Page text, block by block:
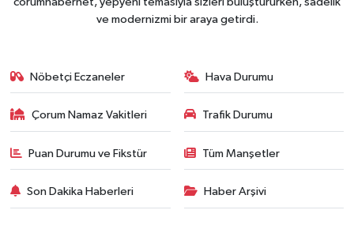
ve modernizmi bir araya getirdi.
Nöbetçi Eczaneler Hava Durumu
Çorum Namaz Vakitleri Trafik Durumu
Puan Durumu ve Fikstür Tüm Manşetler
Son Dakika Haberleri Haber Arşivi